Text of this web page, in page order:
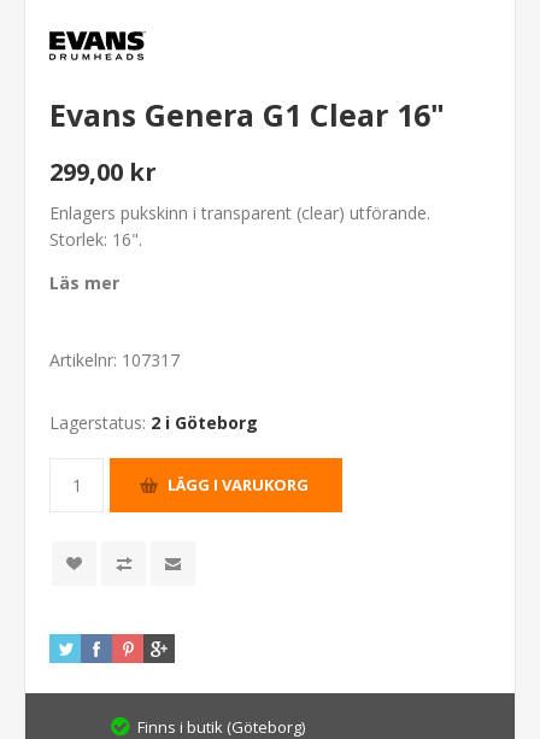
Evans Genera G1 Clear 16"
299,00 kr
Enlagers pukskinn i transparent (clear) utförande.
Storlek: 16".
Läs mer
Artikelnr: 107317
Lagerstatus: 2 i Göteborg
Finns i butik (Göteborg)